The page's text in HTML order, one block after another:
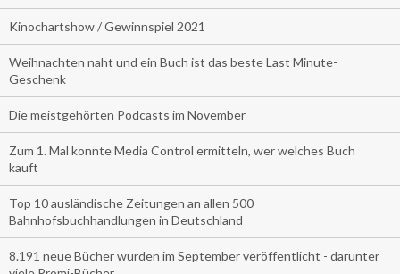
Kinochartshow / Gewinnspiel 2021
Weihnachten naht und ein Buch ist das beste Last Minute-
Geschenk
Die meistgehörten Podcasts im November
Zum 1. Mal konnte Media Control ermitteln, wer welches Buch
kauft
Top 10 ausländische Zeitungen an allen 500
Bahnhofsbuchhandlungen in Deutschland
8.191 neue Bücher wurden im September veröffentlicht - darunter